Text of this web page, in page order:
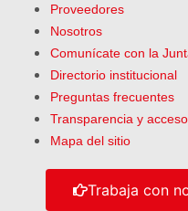
Proveedores
Nosotros
Comunícate con la
Directorio institucional
Preguntas frecuentes
Transparencia y
Mapa del sitio
Trabaja con